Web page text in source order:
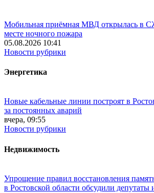
Мобильная приёмная МВД открылась в
месте ночного пожара
05.08.2026 10:41
Новости рубрики
Энергетика
Новые кабельные линии построят в
за постоянных аварий
вчера, 09:55
Новости рубрики
Недвижимость
Упрощение правил восстановления
в Ростовской области обсудили депутаты